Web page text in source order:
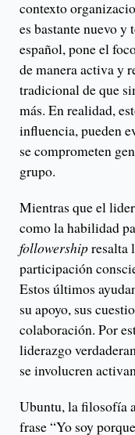
contexto
es bastante nuevo y
español, pone el
de manera activa y
tradicional de que
más. En realidad,
influencia, pueden
se comprometen
grupo.
Mientras que el
como la habilidad
followershipresalta
participación
Estos últimos
su apoyo, sus
colaboración. Por
liderazgo
se involucren
Ubuntu, la filosofía
frase “Yo soy